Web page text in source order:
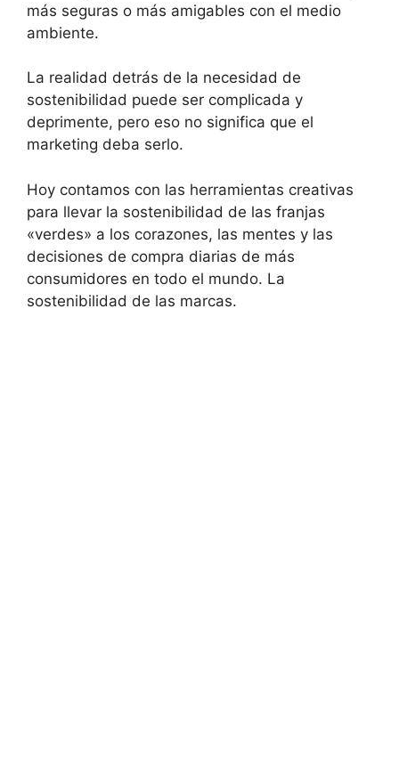
más seguras o más amigables con el medio
ambiente.
La realidad detrás de la necesidad de
sostenibilidad puede ser complicada y
deprimente, pero eso no significa que el
marketing deba serlo.
Hoy contamos con las herramientas creativas
para llevar la sostenibilidad de las franjas
«verdes» a los corazones, las mentes y las
decisiones de compra diarias de más
consumidores en todo el mundo. La
sostenibilidad de las marcas.